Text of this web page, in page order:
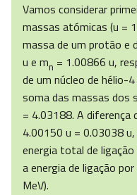
Vamos considerar
massas atómicas (u =
massa de um protão e
u e mn = 1.00866 u,
de um núcleo de hélio-
soma das massas dos
= 4.03188. A
4.00150 u = 0.03038
energia total de
a energia de ligação
MeV).